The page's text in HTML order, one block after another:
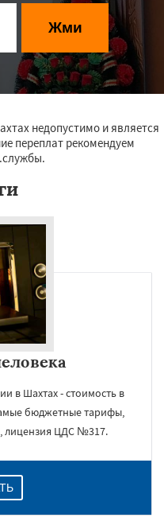
Жми
недопустимо и является
переплат рекомендуем
в Шахтах - стоимость в
бюджетные тарифы,
лицензия ЦДС №317.